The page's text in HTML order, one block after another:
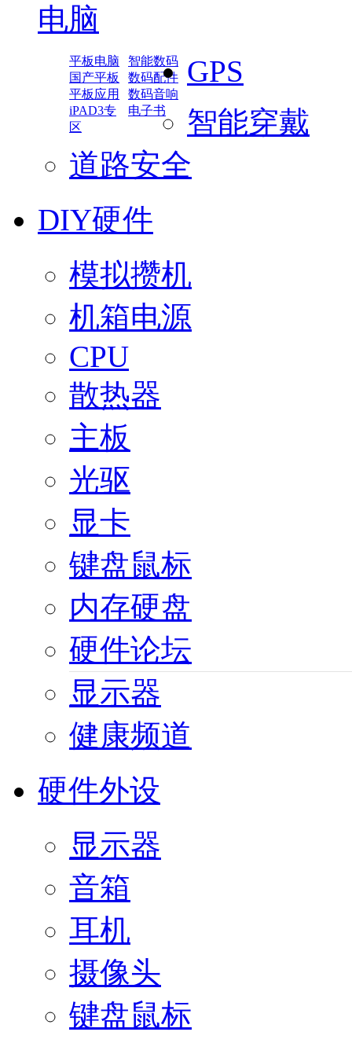
电脑
平板电脑
智能数码
国产平板
数码配件
平板应用
数码音响
iPAD3专
区
电子书
GPS
智能穿戴
道路安全
DIY硬件
模拟攒机
机箱电源
CPU
散热器
主板
光驱
显卡
键盘鼠标
内存硬盘
硬件论坛
显示器
健康频道
硬件外设
显示器
音箱
耳机
摄像头
键盘鼠标